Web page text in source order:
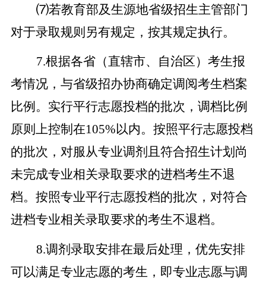
⑺若教育部及生源地省级招生主管部门
对于录取规则另有规定，按其规定执行。
7.根据各省（直辖市、自治区）考生报
考情况，与省级招办协商确定调阅考生档案
比例。实行平行志愿投档的批次，调档比例
原则上控制在105%以内。按照平行志愿投档
的批次，对服从专业调剂且符合招生计划尚
未完成专业相关录取要求的进档考生不退
档。按照专业平行志愿投档的批次，对符合
进档专业相关录取要求的考生不退档。
8.调剂录取安排在最后处理，优先安排
可以满足专业志愿的考生，即专业志愿与调